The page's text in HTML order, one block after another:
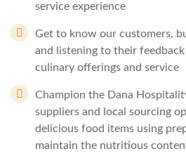
service experience
Get to know our customers,
and listening to their
culinary offerings and service
Champion the Dana
suppliers and local sourcing
delicious food items using
maintain the nutritious